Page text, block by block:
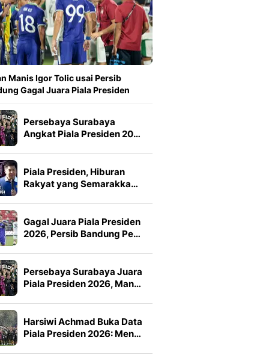
Manis Igor Tolic usai Persib
Gagal Juara Piala Presiden
Persebaya Surabaya
Angkat Piala Presiden 20…
Piala Presiden, Hiburan
Rakyat yang Semarakka…
Gagal Juara Piala Presiden
2026, Persib Bandung Pe…
Persebaya Surabaya Juara
Piala Presiden 2026, Man…
Harsiwi Achmad Buka Data
Piala Presiden 2026: Men…